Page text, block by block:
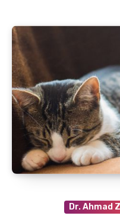
Dr. Ahmad